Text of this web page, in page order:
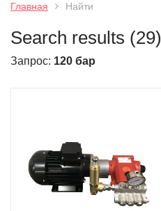
Главная Найти
Search results (29)
Запрос: 120 бар